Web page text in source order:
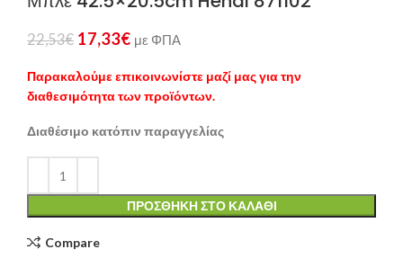
22,53€ 17,33€ με ΦΠΑ
Παρακαλούμε επικοινωνίστε μαζί μας για την
διαθεσιμότητα των προϊόντων.
Διαθέσιμο κατόπιν παραγγελίας
ΠΡΟΣΘΉΚΗ ΣΤΟ ΚΑΛΆΘΙ
Compare